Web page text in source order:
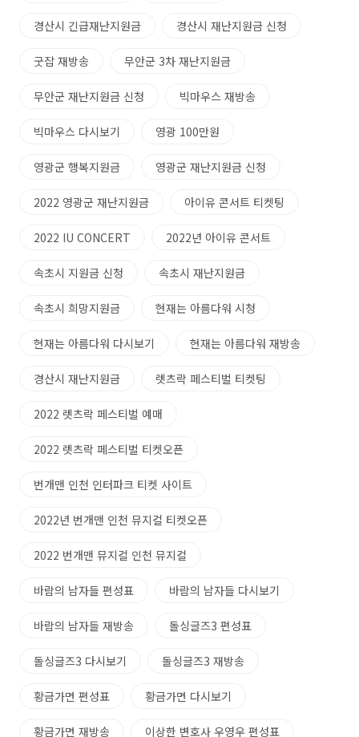
경산시 긴급재난지원금 경산시 재난지원금 신청
굿잡 재방송 무안군 3차 재난지원금
무안군 재난지원금 신청 빅마우스 재방송
빅마우스 다시보기 영광 100만원
영광군 행복지원금 영광군 재난지원금 신청
2022 영광군 재난지원금 아이유 콘서트 티켓팅
2022 IU CONCERT 2022년 아이유 콘서트
속초시 지원금 신청 속초시 재난지원금
속초시 희망지원금 현재는 아름다워 시청
현재는 아름다워 다시보기 현재는 아름다워 재방송
경산시 재난지원금 렛츠락 페스티벌 티켓팅
2022 렛츠락 페스티벌 예매
2022 렛츠락 페스티벌 티켓오픈
번개맨 인천 인터파크 티켓 사이트
2022년 번개맨 인천 뮤지컬 티켓오픈
2022 번개맨 뮤지컬 인천 뮤지컬
바람의 남자들 편성표 바람의 남자들 다시보기
바람의 남자들 재방송 돌싱글즈3 편성표
돌싱글즈3 다시보기 돌싱글즈3 재방송
황금가면 편성표 황금가면 다시보기
황금가면 재방송 이상한 변호사 우영우 편성표